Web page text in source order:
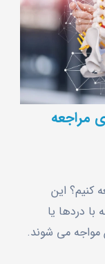
مراجعه
کنیم؟ این
دردها یا
می ‌شوند.